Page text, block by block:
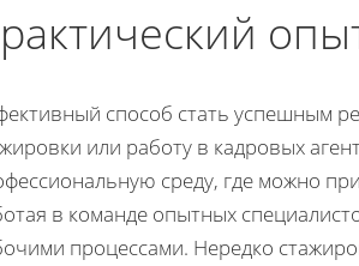
способ стать успешным
или работу в кадровых
среду, где можно
в команде опытных
процессами. Нередко